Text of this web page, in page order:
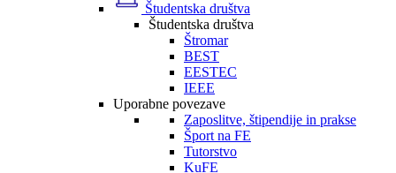
Študentska društva
Študentska društva
Štromar
BEST
EESTEC
IEEE
Uporabne povezave
Zaposlitve, štipendije in prakse
Šport na FE
Tutorstvo
KuFE